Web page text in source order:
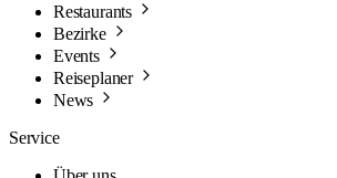
Restaurants
Bezirke
Events
Reiseplaner
News
Service